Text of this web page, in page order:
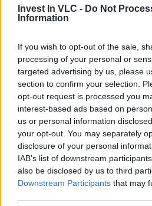
Invest In VLC - Do Not
Information
If you wish to opt-out of the sale,
processing of your personal or
targeted advertising by us, please
section to confirm your selection.
opt-out request is processed you
interest-based ads based on
us or personal information
your opt-out. You may separately
disclosure of your personal
IAB’s list of downstream
also be disclosed by us to third
Downstream Participants that may
Related